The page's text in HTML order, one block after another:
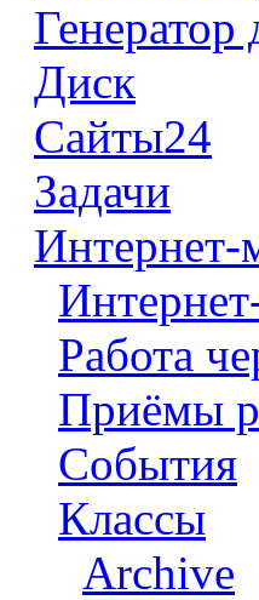
Генератор
Диск
Сайты24
Задачи
Интернет-
Работа
Приёмы
События
Классы
Archive